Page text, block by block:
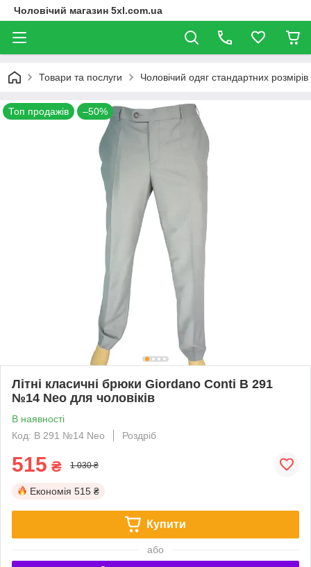
Чоловічий магазин 5xl.com.ua
Товари та послуги Чоловічий одяг стандартних розмірів
Топ продажів –50%
Літні класичні брюки Giordano Conti B 291
№14 Neo для чоловіків
В наявності
Код: B 291 №14 Neo
Роздріб
515 ₴ 1 030 ₴
Економія 515 ₴
Купити
або